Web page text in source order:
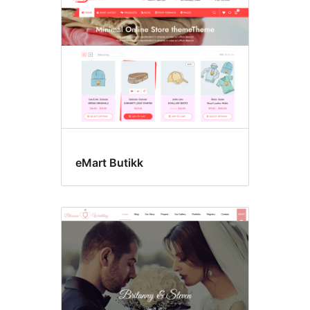
eMart Butikk